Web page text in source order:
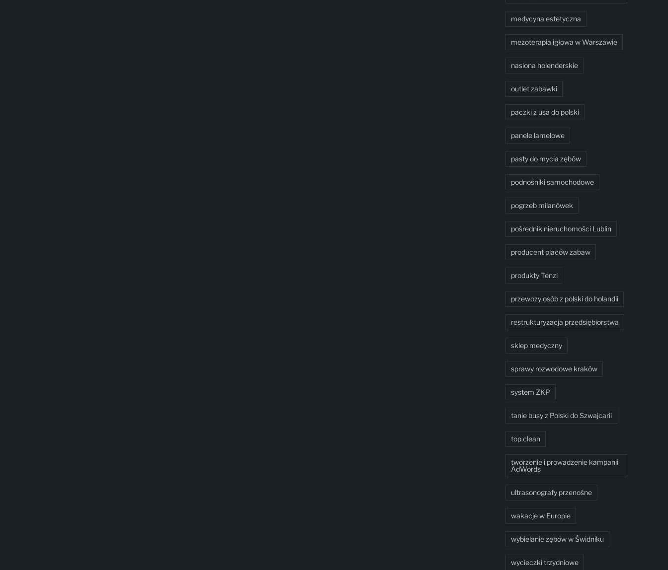
medycyna estetyczna
mezoterapia igłowa w Warszawie
nasiona holenderskie
outlet zabawki
paczki z usa do polski
panele lamelowe
pasty do mycia zębów
podnośniki samochodowe
pogrzeb milanówek
pośrednik nieruchomości Lublin
producent placów zabaw
produkty Tenzi
przewozy osób z polski do holandii
restrukturyzacja przedsiębiorstwa
sklep medyczny
sprawy rozwodowe kraków
system ZKP
tanie busy z Polski do Szwajcarii
top clean
tworzenie i prowadzenie kampanii
AdWords
ultrasonografy przenośne
wakacje w Europie
wybielanie zębów w Świdniku
wycieczki trzydniowe